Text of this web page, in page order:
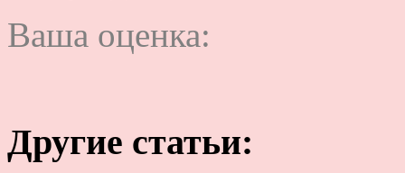
Ваша оценка:
Другие статьи: